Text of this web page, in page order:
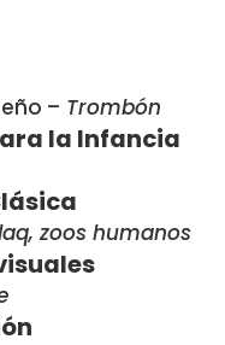
– Trombón
la Infancia
zoos humanos